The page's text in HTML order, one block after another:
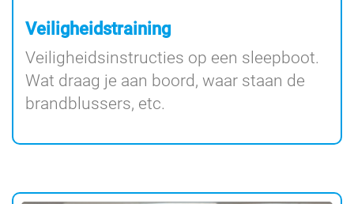
Veiligheidstraining
Veiligheidsinstructies op een sleepboot.
Wat draag je aan boord, waar staan de
brandblussers, etc.